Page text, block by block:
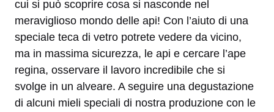
cui si può scoprire cosa si nasconde nel
meraviglioso mondo delle api! Con l’aiuto di una
speciale teca di vetro potrete vedere da vicino,
ma in massima sicurezza, le api e cercare l’ape
regina, osservare il lavoro incredibile che si
svolge in un alveare. A seguire una degustazione
di alcuni mieli speciali di nostra produzione con le